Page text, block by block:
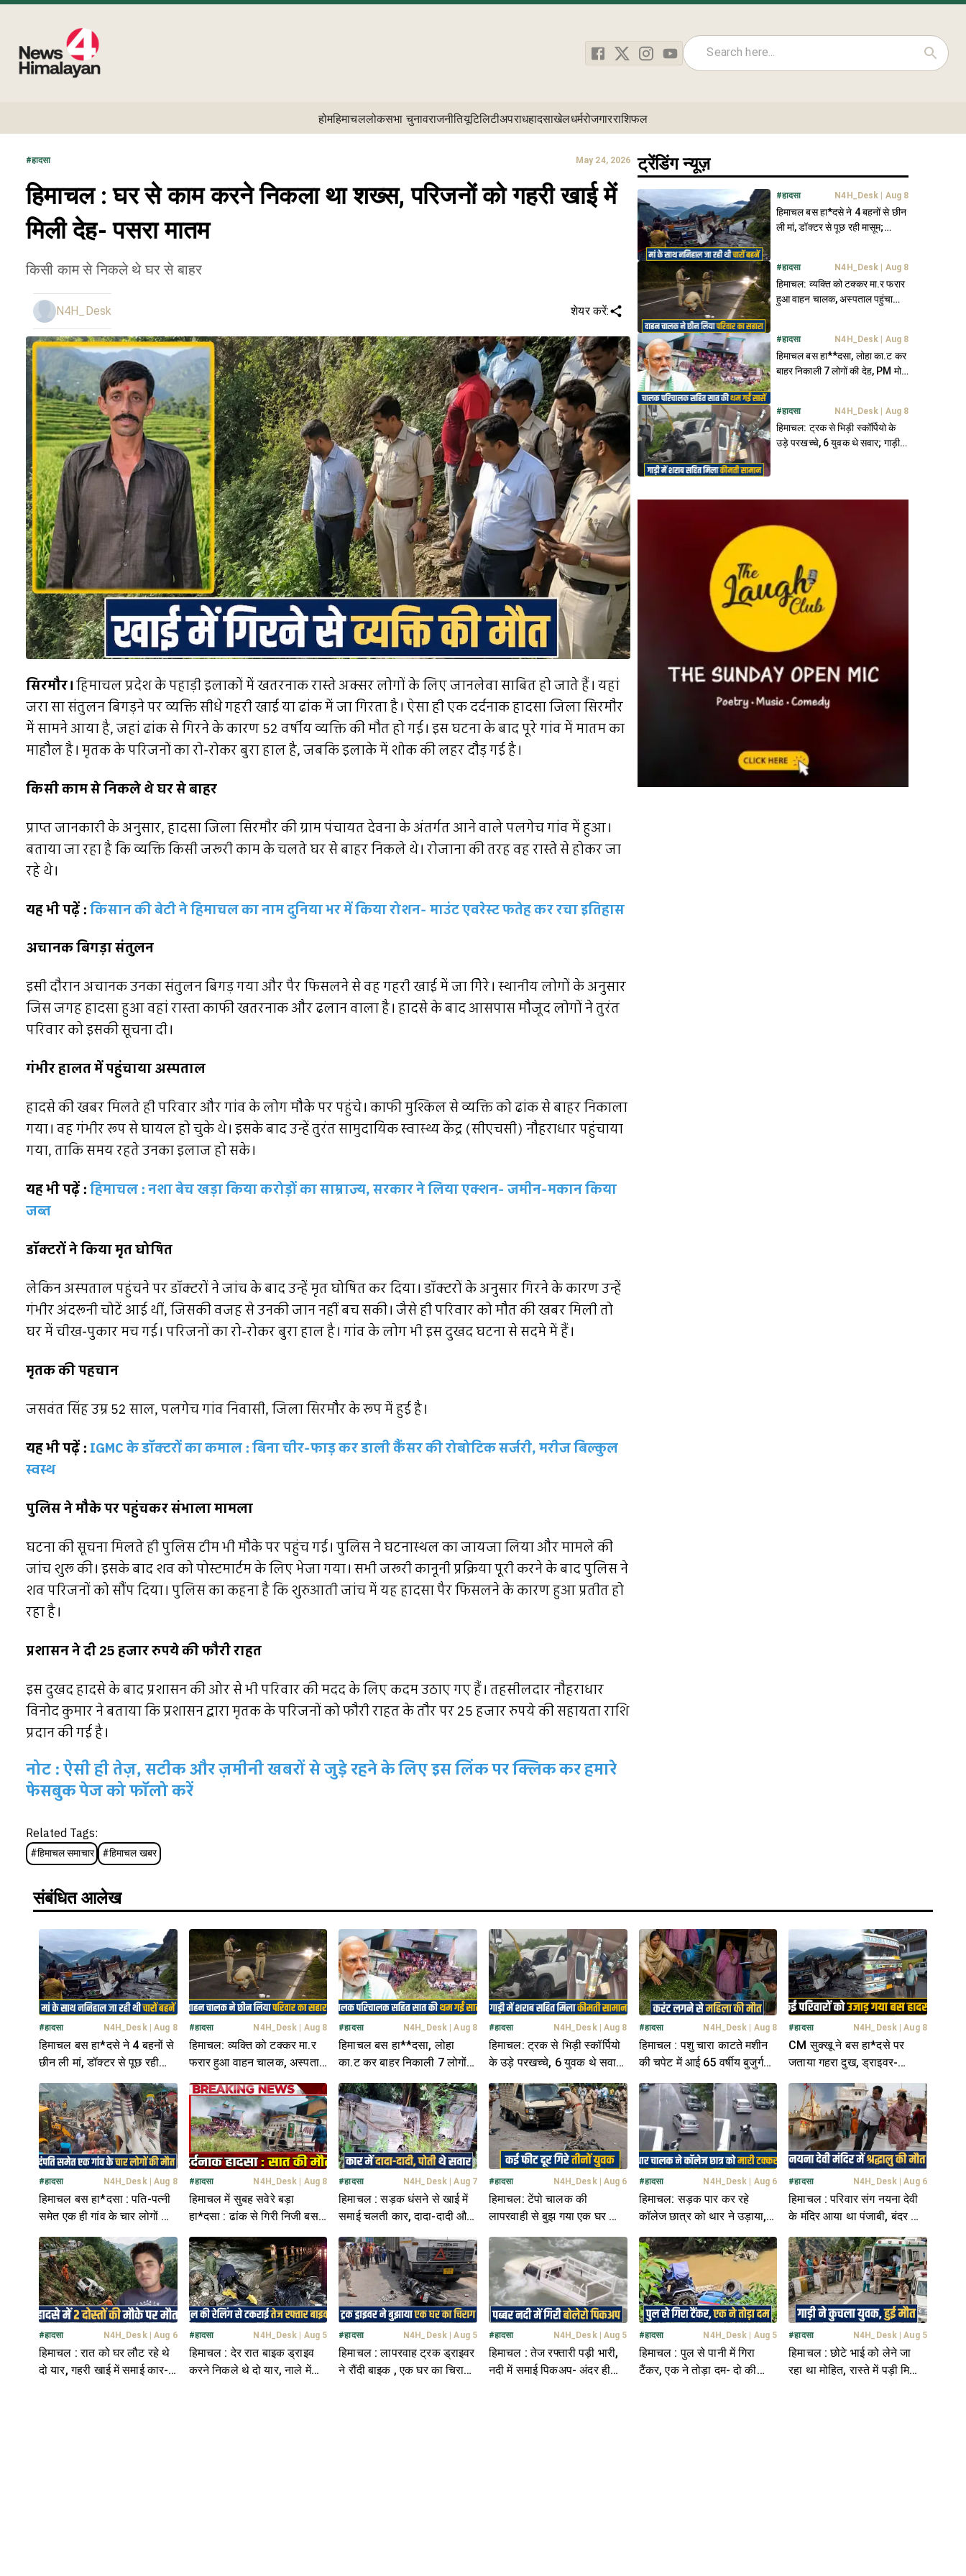
होमहिमाचललोकसभा चुनावराजनीतियूटिलिटीअपराधहादसाखेलधर्मरोजगारराशिफल
#हादसा May 24, 2026
हिमाचल : घर से काम करने निकला था शख्स, परिजनों को गहरी खाई में
मिली देह- पसरा मातम
किसी काम से निकले थे घर से बाहर
N4H_Desk शेयर करें:
सिरमौर।हिमाचल प्रदेश के पहाड़ी इलाकों में खतरनाक रास्ते अक्सर लोगों के लिए जानलेवा साबित हो जाते हैं। यहां
जरा सा संतुलन बिगड़ने पर व्यक्ति सीधे गहरी खाई या ढांक में जा गिरता है। ऐसा ही एक दर्दनाक हादसा जिला सिरमौर
में सामने आया है, जहां ढांक से गिरने के कारण 52 वर्षीय व्यक्ति की मौत हो गई। इस घटना के बाद पूरे गांव में मातम का
माहौल है। मृतक के परिजनों का रो-रोकर बुरा हाल है, जबकि इलाके में शोक की लहर दौड़ गई है।
किसी काम से निकले थे घर से बाहर
प्राप्त जानकारी के अनुसार, हादसा जिला सिरमौर की ग्राम पंचायत देवना के अंतर्गत आने वाले पलगेच गांव में हुआ।
बताया जा रहा है कि व्यक्ति किसी जरूरी काम के चलते घर से बाहर निकले थे। रोजाना की तरह वह रास्ते से होकर जा
रहे थे।
यह भी पढ़ें :किसान की बेटी ने हिमाचल का नाम दुनिया भर में किया रोशन- माउंट एवरेस्ट फतेह कर रचा इतिहास
अचानक बिगड़ा संतुलन
इसी दौरान अचानक उनका संतुलन बिगड़ गया और पैर फिसलने से वह गहरी खाई में जा गिेरे। स्थानीय लोगों के अनुसार
जिस जगह हादसा हुआ वहां रास्ता काफी खतरनाक और ढलान वाला है। हादसे के बाद आसपास मौजूद लोगों ने तुरंत
परिवार को इसकी सूचना दी।
गंभीर हालत में पहुंचाया अस्पताल
हादसे की खबर मिलते ही परिवार और गांव के लोग मौके पर पहुंचे। काफी मुश्किल से व्यक्ति को ढांक से बाहर निकाला
गया। वह गंभीर रूप से घायल हो चुके थे। इसके बाद उन्हें तुरंत सामुदायिक स्वास्थ्य केंद्र (सीएचसी) नौहराधार पहुंचाया
गया, ताकि समय रहते उनका इलाज हो सके।
यह भी पढ़ें :हिमाचल : नशा बेच खड़ा किया करोड़ों का साम्राज्य, सरकार ने लिया एक्शन- जमीन-मकान किया
जब्त
डॉक्टरों ने किया मृत घोषित
लेकिन अस्पताल पहुंचने पर डॉक्टरों ने जांच के बाद उन्हें मृत घोषित कर दिया। डॉक्टरों के अनुसार गिरने के कारण उन्हें
गंभीर अंदरूनी चोटें आई थीं, जिसकी वजह से उनकी जान नहीं बच सकी। जैसे ही परिवार को मौत की खबर मिली तो
घर में चीख-पुकार मच गई। परिजनों का रो-रोकर बुरा हाल है। गांव के लोग भी इस दुखद घटना से सदमे में हैं।
मृतक की पहचान
जसवंत सिंह उम्र 52 साल, पलगेच गांव निवासी, जिला सिरमौर के रूप में हुई है।
यह भी पढ़ें : IGMC के डॉक्टरों का कमाल : बिना चीर-फाड़ कर डाली कैंसर की रोबोटिक सर्जरी, मरीज बिल्कुल
स्वस्थ
पुलिस ने मौके पर पहुंचकर संभाला मामला
घटना की सूचना मिलते ही पुलिस टीम भी मौके पर पहुंच गई। पुलिस ने घटनास्थल का जायजा लिया और मामले की
जांच शुरू की। इसके बाद शव को पोस्टमार्टम के लिए भेजा गया। सभी जरूरी कानूनी प्रक्रिया पूरी करने के बाद पुलिस ने
शव परिजनों को सौंप दिया। पुलिस का कहना है कि शुरुआती जांच में यह हादसा पैर फिसलने के कारण हुआ प्रतीत हो
रहा है।
प्रशासन ने दी 25 हजार रुपये की फौरी राहत
इस दुखद हादसे के बाद प्रशासन की ओर से भी परिवार की मदद के लिए कदम उठाए गए हैं। तहसीलदार नौहराधार
विनोद कुमार ने बताया कि प्रशासन द्वारा मृतक के परिजनों को फौरी राहत के तौर पर 25 हजार रुपये की सहायता राशि
प्रदान की गई है।
नोट : ऐसी ही तेज़, सटीक और ज़मीनी खबरों से जुड़े रहने के लिए इस लिंक पर क्लिक कर हमारे
फेसबुक पेज को फॉलो करें
Related Tags:
#हिमाचल समाचार #हिमाचल खबर
ट्रेंडिंग न्यूज़
#हादसा N4H_Desk Aug 8
हिमाचल बस हा*दसे ने 4 बहनों से छीन
ली मां, डॉक्टर से पूछ रही मासूम;
#हादसा N4H_Desk Aug 8
हिमाचल: व्यक्ति को टक्कर मा.र फरार
हुआ वाहन चालक, अस्पताल पहुंचा
#हादसा N4H_Desk Aug 8
हिमाचल बस हा**दसा, लोहा का.ट कर
बाहर निकाली 7 लोगों की देह, PM मोदी
#हादसा N4H_Desk Aug 8
हिमाचल: ट्रक से भिड़ी स्कॉर्पियो के
उड़े परखच्चे, 6 युवक थे सवार; गाड़ी में
संबंधित आलेख
#हादसा N4H_Desk| Aug 8
हिमाचल बस हा*दसे ने 4 बहनों से
छीन ली मां, डॉक्टर से पूछ रही
#हादसा N4H_Desk | Aug 8
हिमाचल: व्यक्ति को टक्कर मा.र
फरार हुआ वाहन चालक, अस्पताल
#हादसा N4H_Desk | Aug 8
हिमाचल बस हा**दसा, लोहा
का.ट कर बाहर निकाली 7 लोगों
शोक
#हादसा N4H_Desk| Aug 8
हिमाचल: ट्रक से भिड़ी स्कॉर्पियो
के उड़े परखच्चे, 6 युवक थे सवार;
#हादसा N4H_Desk | Aug 8
हिमाचल : पशु चारा काटते मशीन
की चपेट में आई 65 वर्षीय बुजुर्ग
#हादसा N4H_Desk | Aug 8
CM सुक्खू ने बस हा*दसे पर
जताया गहरा दुख, ड्राइवर-
थे सवार
#हादसा N4H_Desk| Aug 8
हिमाचल बस हा*दसा : पति-पत्नी
समेत एक ही गांव के चार लोगों की
#हादसा N4H_Desk | Aug 8
हिमाचल में सुबह सवेरे बड़ा
हा*दसा : ढांक से गिरी निजी बस,
चीखों से दहला इलाका
#हादसा N4H_Desk | Aug 7
हिमाचल : सड़क धंसने से खाई में
समाई चलती कार, दादा-दादी और
#हादसा N4H_Desk| Aug 6
हिमाचल: टेंपो चालक की
लापरवाही से बुझ गया एक घर का
#हादसा N4H_Desk | Aug 6
हिमाचल: सड़क पार कर रहे
कॉलेज छात्र को थार ने उड़ाया, 7
तफरी
#हादसा N4H_Desk | Aug 6
हिमाचल : परिवार संग नयना देवी
के मंदिर आया था पंजाबी, बंदर के
#हादसा N4H_Desk| Aug 6
हिमाचल : रात को घर लौट रहे थे
दो यार, गहरी खाई में समाई कार-
#हादसा N4H_Desk | Aug 5
हिमाचल : देर रात बाइक ड्राइव
करने निकले थे दो यार, नाले में
#हादसा N4H_Desk | Aug 5
हिमाचल : लापरवाह ट्रक ड्राइवर
ने रौंदी बाइक , एक घर का चिराग
#हादसा N4H_Desk| Aug 5
हिमाचल : तेज रफ्तारी पड़ी भारी,
नदी में समाई पिकअप- अंदर ही
#हादसा N4H_Desk | Aug 5
हिमाचल : पुल से पानी में गिरा
टैंकर, एक ने तोड़ा दम- दो की
#हादसा N4H_Desk | Aug 5
हिमाचल : छोटे भाई को लेने जा
रहा था मोहित, रास्ते में पड़ी मिली